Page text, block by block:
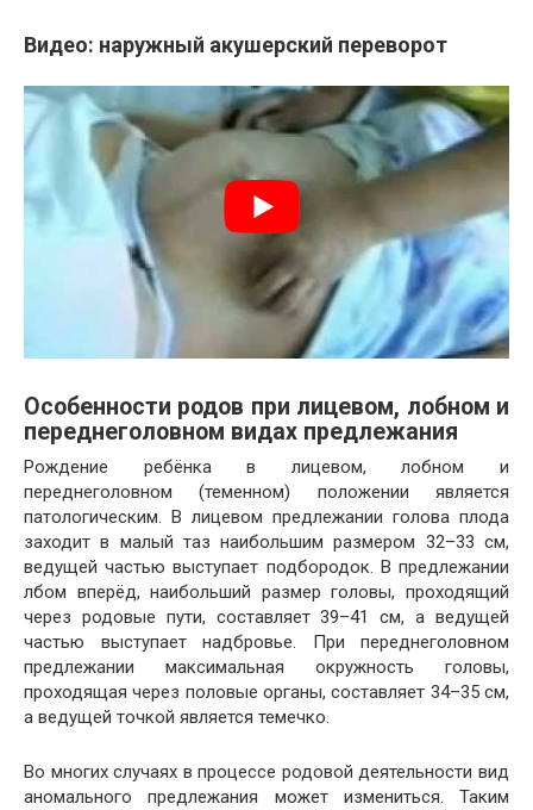
Видео: наружный акушерский переворот
Особенности родов при лицевом, лобном и
переднеголовном видах предлежания
Рождение ребёнка в лицевом, лобном и
переднеголовном (теменном) положении является
патологическим. В лицевом предлежании голова плода
заходит в малый таз наибольшим размером 32–33 см,
ведущей частью выступает подбородок. В предлежании
лбом вперёд, наибольший размер головы, проходящий
через родовые пути, составляет 39–41 см, а ведущей
частью выступает надбровье. При переднеголовном
предлежании максимальная окружность головы,
проходящая через половые органы, составляет 34–35 см,
а ведущей точкой является темечко.
Во многих случаях в процессе родовой деятельности вид
аномального предлежания может измениться. Таким